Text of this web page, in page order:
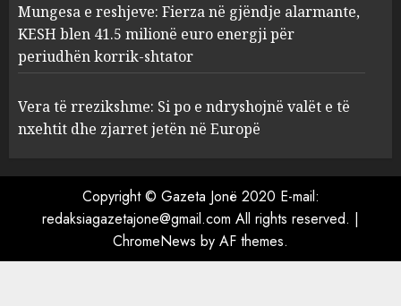
4
Mungesa e reshjeve: Fierza në
gjëndje alarmante, KESH blen
41.5 milionë euro energji për
AUGUST 6, 2026
Vera të rrezikshme: Si po e
ndryshojnë valët e të nxehtit
dhe zjarret jetën në Europë
AUGUST 6, 2026
Mungesa e reshjeve: Fierza në gjëndje alarmante,
KESH blen 41.5 milionë euro energji për
periudhën korrik-shtator
Vera të rrezikshme: Si po e ndryshojnë valët e të
nxehtit dhe zjarret jetën në Europë
Copyright © Gazeta Jonë 2020 E-mail:
redaksiagazetajone@gmail.com All rights reserved. |
ChromeNews by AF themes.